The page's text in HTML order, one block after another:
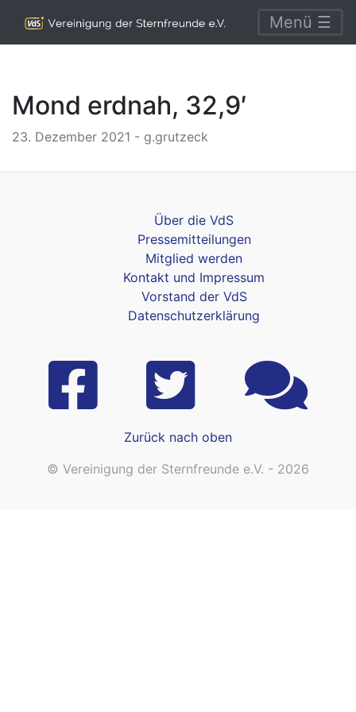
Menü ☰
Mond erdnah, 32,9′
23. Dezember 2021 - g.grutzeck
Über die VdS
Pressemitteilungen
Mitglied werden
Kontakt und Impressum
Vorstand der VdS
Datenschutzerklärung
Zurück nach oben
© Vereinigung der Sternfreunde e.V. - 2026